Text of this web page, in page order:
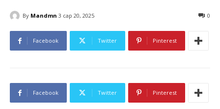
By Mandmn 3 сар 20, 2025 0
Facebook Twitter Pinterest
Facebook Twitter Pinterest